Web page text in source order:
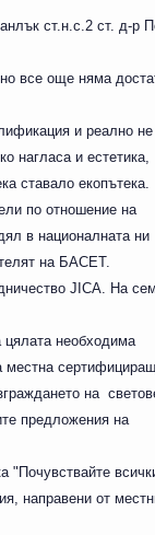
ст.н.с.2 ст. д-р
все още няма
и реално не
нагласа и естетика,
ставало екопътека.
по отношение на
в националната ни
на БАСЕТ.
JICA. На
цялата необходима
местна
на
предложения на
"Почувствайте
направени от